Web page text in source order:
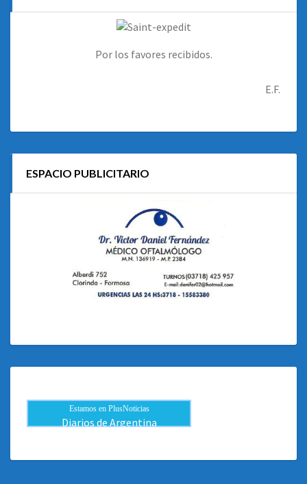
Por los favores recibidos.
E.F.
ESPACIO PUBLICITARIO
Estamos en PlusNoticias
Diarios de Argentina